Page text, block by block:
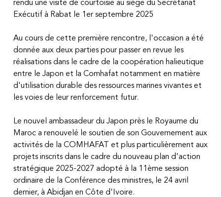
rendu une visite de courtoisie au siège du Secrétariat
Exécutif à Rabat le 1er septembre 2025
Au cours de cette première rencontre, l'occasion a été
donnée aux deux parties pour passer en revue les
réalisations dans le cadre de la coopération halieutique
entre le Japon et la Comhafat notamment en matière
d'utilisation durable des ressources marines vivantes et
les voies de leur renforcement futur.
Le nouvel ambassadeur du Japon près le Royaume du
Maroc a renouvelé le soutien de son Gouvernement aux
activités de la COMHAFAT et plus particulièrement aux
projets inscrits dans le cadre du nouveau plan d'action
stratégique 2025-2027 adopté à la 11ème session
ordinaire de la Conférence des ministres, le 24 avril
dernier, à Abidjan en Côte d'Ivoire.